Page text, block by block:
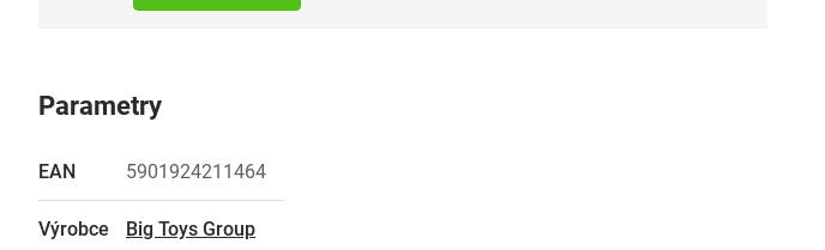
Parametry
EAN 5901924211464
Výrobce Big Toys Group